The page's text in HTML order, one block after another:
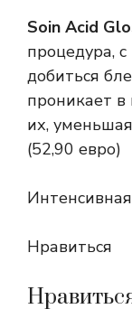
Soin Acid
процедура,
добиться
проникает в
их,
(52,90 евро)
Нравиться